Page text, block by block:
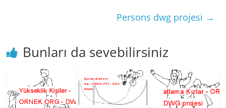
Persons dwg projesi →
Bunları da sevebilirsiniz